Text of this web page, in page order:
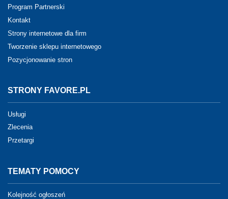
Program Partnerski
Kontakt
Strony internetowe dla firm
Tworzenie sklepu internetowego
Pozycjonowanie stron
STRONY FAVORE.PL
Usługi
Zlecenia
Przetargi
TEMATY POMOCY
Kolejność ogłoszeń